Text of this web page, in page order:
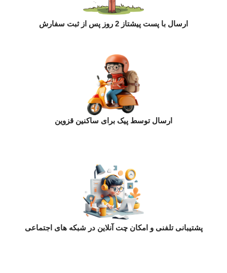
ارسال با پست پیشتاز 2 روز پس از ثبت سفارش
ارسال توسط پیک برای ساکنین قزوین
پشتیبانی تلفنی و امکان چت آنلاین در شبکه های اجتماعی